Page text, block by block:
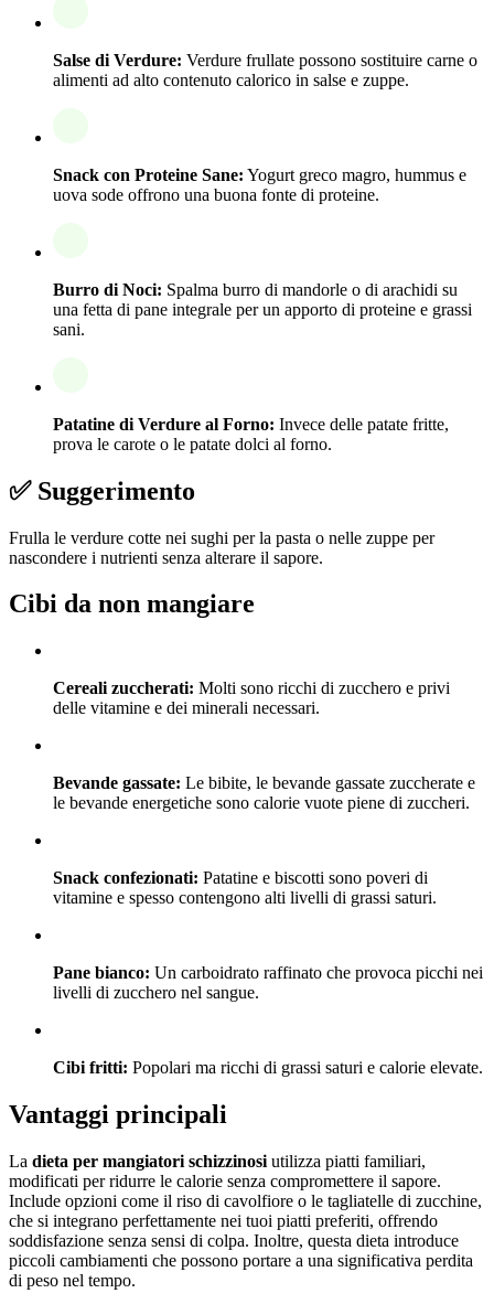
Salse di Verdure: Verdure frullate possono sostituire carne o
alimenti ad alto contenuto calorico in salse e zuppe.
Snack con Proteine Sane: Yogurt greco magro, hummus e
uova sode offrono una buona fonte di proteine.
Burro di Noci: Spalma burro di mandorle o di arachidi su
una fetta di pane integrale per un apporto di proteine e grassi
sani.
Patatine di Verdure al Forno: Invece delle patate fritte,
prova le carote o le patate dolci al forno.
✅ Suggerimento
Frulla le verdure cotte nei sughi per la pasta o nelle zuppe per
nascondere i nutrienti senza alterare il sapore.
Cibi da non mangiare
Cereali zuccherati: Molti sono ricchi di zucchero e privi
delle vitamine e dei minerali necessari.
Bevande gassate: Le bibite, le bevande gassate zuccherate e
le bevande energetiche sono calorie vuote piene di zuccheri.
Snack confezionati: Patatine e biscotti sono poveri di
vitamine e spesso contengono alti livelli di grassi saturi.
Pane bianco: Un carboidrato raffinato che provoca picchi nei
livelli di zucchero nel sangue.
Cibi fritti: Popolari ma ricchi di grassi saturi e calorie elevate.
Vantaggi principali
La dieta per mangiatori schizzinosi utilizza piatti familiari,
modificati per ridurre le calorie senza compromettere il sapore.
Include opzioni come il riso di cavolfiore o le tagliatelle di zucchine,
che si integrano perfettamente nei tuoi piatti preferiti, offrendo
soddisfazione senza sensi di colpa. Inoltre, questa dieta introduce
piccoli cambiamenti che possono portare a una significativa perdita
di peso nel tempo.